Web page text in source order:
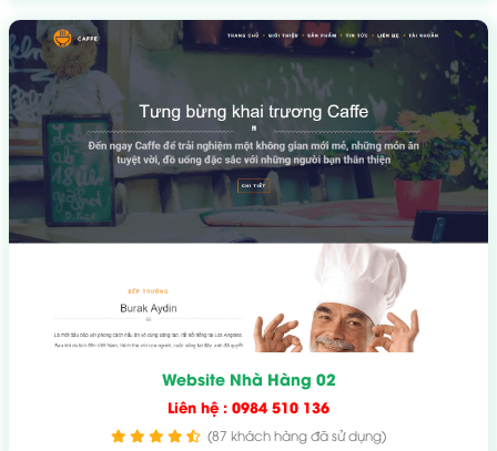
Website Nhà Hàng 02
Liên hệ : 0984 510 136
(87 khách hàng đã sử dụng)